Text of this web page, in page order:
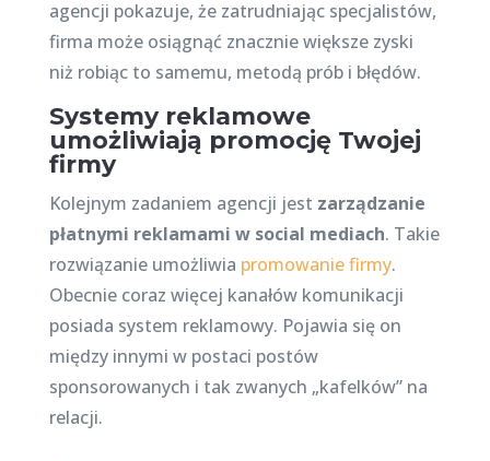
agencji pokazuje, że zatrudniając specjalistów,
firma może osiągnąć znacznie większe zyski
niż robiąc to samemu, metodą prób i błędów.
Systemy reklamowe
umożliwiają promocję Twojej
firmy
Kolejnym zadaniem agencji jest zarządzanie
płatnymi reklamami w social mediach. Takie
rozwiązanie umożliwia promowanie firmy.
Obecnie coraz więcej kanałów komunikacji
posiada system reklamowy. Pojawia się on
między innymi w postaci postów
sponsorowanych i tak zwanych „kafelków” na
relacji.